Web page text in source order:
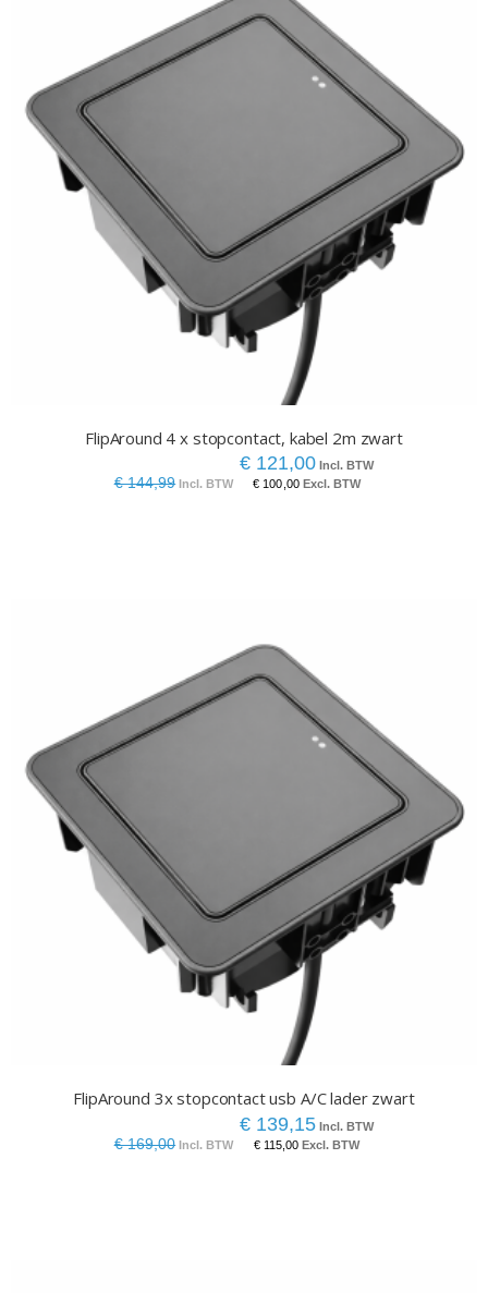
FlipAround 4 x stopcontact, kabel 2m zwart
€ 144,99
€ 121,00
€ 100,00
FlipAround 3x stopcontact usb A/C lader zwart
€ 169,00
€ 139,15
€ 115,00